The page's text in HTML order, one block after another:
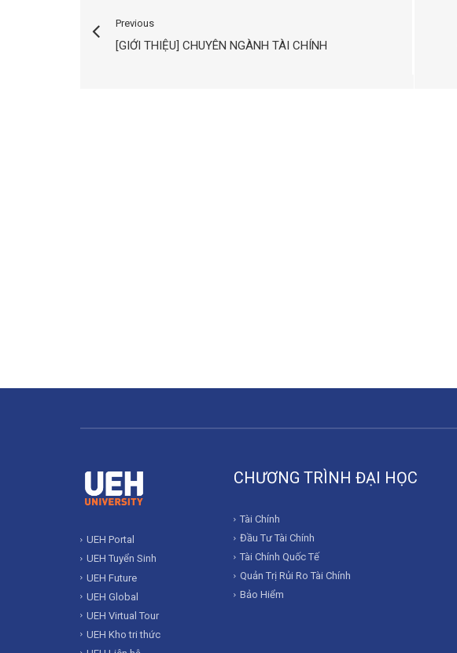
Previous
[GIỚI THIỆU] CHUYÊN NGÀNH TÀI CHÍNH
UEH Portal
UEH Tuyển Sinh
UEH Future
UEH Global
UEH Virtual Tour
UEH Kho tri thức
CHƯƠNG TRÌNH ĐẠI HỌC
Tài Chính
Đầu Tư Tài Chính
Tài Chính Quốc Tế
Quản Trị Rủi Ro Tài Chính
Bảo Hiểm